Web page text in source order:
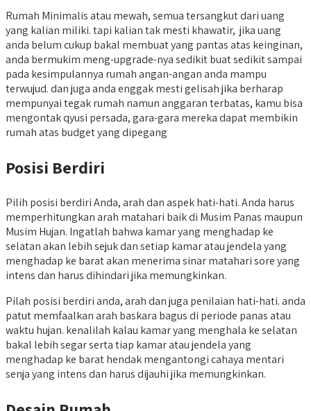
Rumah Minimalis atau mewah, semua tersangkut dari uang
yang kalian miliki. tapi kalian tak mesti khawatir, jika uang
anda belum cukup bakal membuat yang pantas atas keinginan,
anda bermukim meng-upgrade-nya sedikit buat sedikit sampai
pada kesimpulannya rumah angan-angan anda mampu
terwujud. dan juga anda enggak mesti gelisah jika berharap
mempunyai tegak rumah namun anggaran terbatas, kamu bisa
mengontak qyusi persada, gara-gara mereka dapat membikin
rumah atas budget yang dipegang
Posisi Berdiri
Pilih posisi berdiri Anda, arah dan aspek hati-hati. Anda harus
memperhitungkan arah matahari baik di Musim Panas maupun
Musim Hujan. Ingatlah bahwa kamar yang menghadap ke
selatan akan lebih sejuk dan setiap kamar atau jendela yang
menghadap ke barat akan menerima sinar matahari sore yang
intens dan harus dihindari jika memungkinkan.
Pilah posisi berdiri anda, arah dan juga penilaian hati-hati. anda
patut memfaalkan arah baskara bagus di periode panas atau
waktu hujan. kenalilah kalau kamar yang menghala ke selatan
bakal lebih segar serta tiap kamar atau jendela yang
menghadap ke barat hendak mengantongi cahaya mentari
senja yang intens dan harus dijauhi jika memungkinkan.